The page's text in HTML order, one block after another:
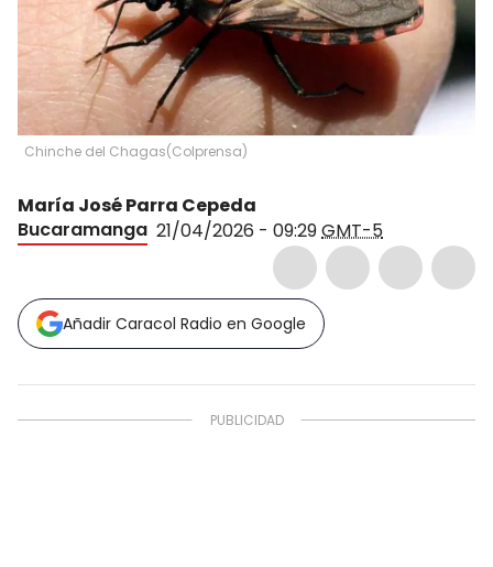
Chinche del Chagas(Colprensa)
María José Parra Cepeda
Bucaramanga 21/04/2026 - 09:29GMT-5
Añadir Caracol Radio en Google